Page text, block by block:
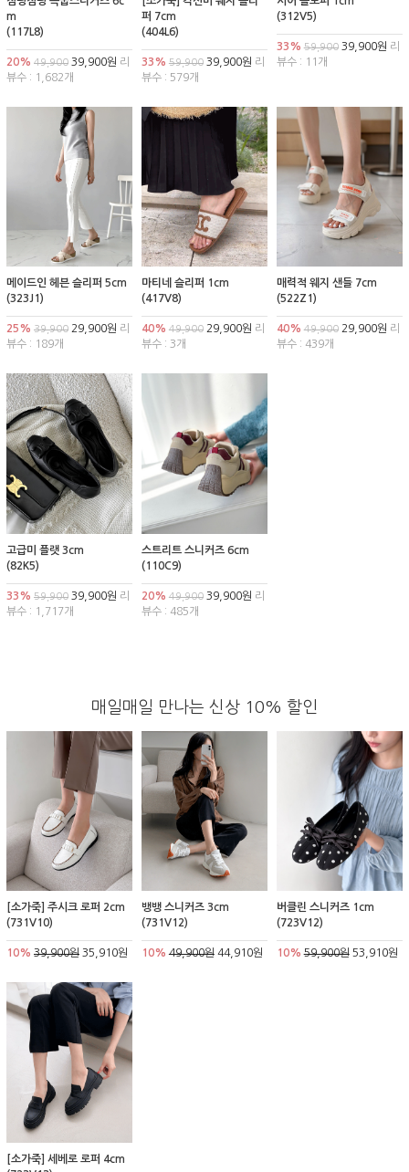
m
(117L8)
20% 49,900 39,900원 리
뷰수 : 1,682개
퍼 7cm
(404L6)
33% 59,90039,900원 리
뷰수 : 579개
(312V5)
33% 59,90039,900원 리
뷰수 : 11개
메이드인 헤븐 슬리퍼 5cm
(323J1)
25% 39,900 29,900원 리
뷰수 : 189개
마티네 슬리퍼 1cm
(417V8)
40% 49,90029,900원 리
뷰수 : 3개
매력적 웨지 샌들 7cm
(522Z1)
40% 49,90029,900원 리
뷰수 : 439개
고급미 플랫 3cm
(82K5)
33% 59,900 39,900원 리
뷰수 : 1,717개
스트리트 스니커즈 6cm
(110C9)
20% 49,90039,900원 리
뷰수 : 485개
매일매일 만나는 신상 10% 할인
[소가죽] 주시크 로퍼 2cm
(731V10)
10% 39,900원 35,910원
뱅뱅 스니커즈 3cm
(731V12)
10% 49,900원44,910원
버클린 스니커즈 1cm
(723V12)
10% 59,900원53,910원
[소가죽] 세베로 로퍼 4cm